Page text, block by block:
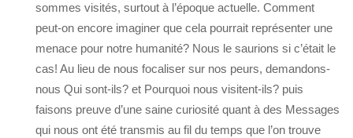
sommes visités, surtout à l’époque actuelle. Comment
peut-on encore imaginer que cela pourrait représenter une
menace pour notre humanité? Nous le saurions si c’était le
cas! Au lieu de nous focaliser sur nos peurs, demandons-
nous Qui sont-ils? et Pourquoi nous visitent-ils? puis
faisons preuve d’une saine curiosité quant à des Messages
qui nous ont été transmis au fil du temps que l’on trouve